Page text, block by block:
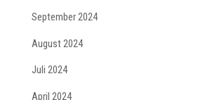
September 2024
August 2024
Juli 2024
April 2024